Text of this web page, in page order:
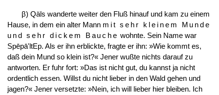
β) Qäls wanderte weiter den Fluß hinauf und kam zu einem
Hause, in dem ein alter Mann mit sehr kleinem Munde
und sehr dickem Bauche wohnte. Sein Name war
Spēpā'ltEp. Als er ihn erblickte, fragte er ihn: »Wie kommt es,
daß dein Mund so klein ist?« Jener wußte nichts darauf zu
antworten. Er fuhr fort: »Das ist nicht gut, du kannst ja nicht
ordentlich essen. Willst du nicht lieber in den Wald gehen und
jagen?« Jener versetzte: »Nein, ich will lieber hier bleiben. Ich